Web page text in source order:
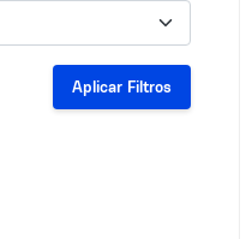
Aplicar Filtros